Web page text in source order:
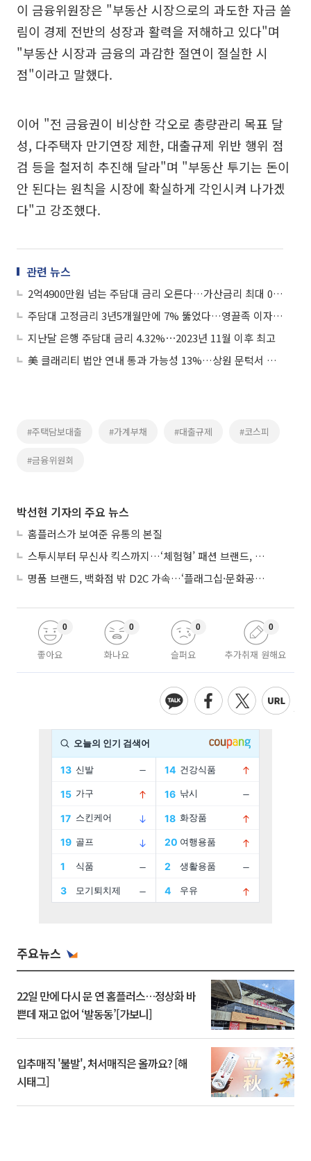
이 금융위원장은 "부동산 시장으로의 과도한 자금 쏠
림이 경제 전반의 성장과 활력을 저해하고 있다"며
"부동산 시장과 금융의 과감한 절연이 절실한 시
점"이라고 말했다.
이어 "전 금융권이 비상한 각오로 총량관리 목표 달
성, 다주택자 만기연장 제한, 대출규제 위반 행위 점
검 등을 철저히 추진해 달라"며 "부동산 투기는 돈이
안 된다는 원칙을 시장에 확실하게 각인시켜 나가겠
다"고 강조했다.
관련 뉴스
2억4900만원 넘는 주담대 금리 오른다…가산금리 최대 0.25%p↑
주담대 고정금리 3년5개월만에 7% 뚫었다…영끌족 이자 '경고등'
지난달 은행 주담대 금리 4.32%⋯2023년 11월 이후 최고
美 클래리티 법안 연내 통과 가능성 13%…상원 문턱서 제동
#주택담보대출 #가계부채 #대출규제 #코스피
#금융위원회
박선현 기자의 주요 뉴스
홈플러스가 보여준 유통의 본질
스투시부터 무신사 킥스까지…‘체험형’ 패션 브랜드, 잇단 제주행
명품 브랜드, 백화점 밖 D2C 가속…‘플래그십·문화공간’ 전략 눈길
좋아요
0
화나요
0
슬퍼요
0
추가취재 원해요
0
주요뉴스
22일 만에 다시 문 연 홈플러스…정상화 바
쁜데 재고 없어 ‘발동동’[가보니]
입추매직 '불발', 처서매직은 올까요? [해
시태그]